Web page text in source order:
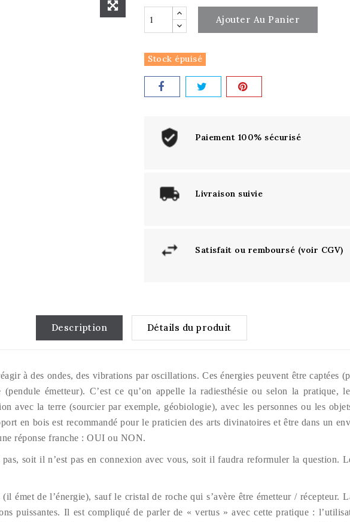
Ajouter Au Panier
Stock épuisé
Paiement 100% sécurisé
Livraison suivie
Satisfait ou remboursé (voir CGV)
Description Détails du produit
à des ondes, des vibrations par oscillations. Ces énergies peuvent être captées
émetteur). C’est ce qu’on appelle la radiesthésie ou selon la pratique,
avec la terre (sourcier par exemple, géobiologie), avec les personnes ou les
en bois est recommandé pour le praticien des arts divinatoires et être dans un
réponse franche : OUI ou NON.
soit il n’est pas en connexion avec vous, soit il faudra reformuler la question.
émet de l’énergie), sauf le cristal de roche qui s’avère être émetteur / récepteur.
puissantes. Il est compliqué de parler de « vertus » avec cette pratique :